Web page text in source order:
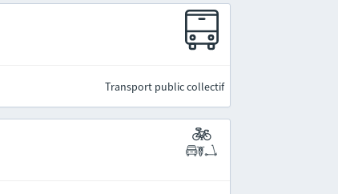
Transport public collectif